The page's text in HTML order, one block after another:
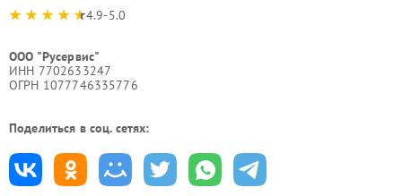
4.9-5.0
ООО "Русервис"
ИНН 7702633247
ОГРН 1077746335776
Поделиться в соц. сетях: